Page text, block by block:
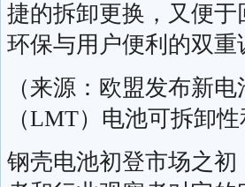
捷的拆卸更换，又便
环保与用户便利的双
（来源：欧盟发布新
（LMT）电池可拆卸
钢壳电池初登市场之